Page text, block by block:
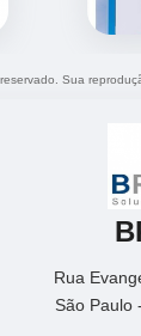
Sua
Rua
São Paulo